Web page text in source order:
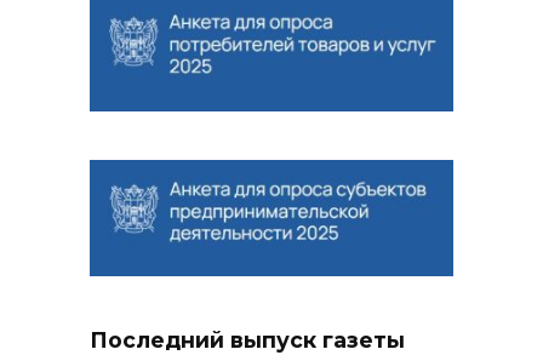
Последний выпуск газеты